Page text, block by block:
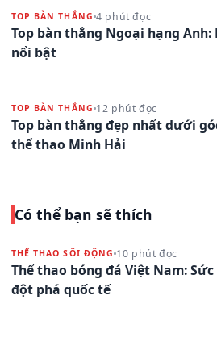
TOP BÀN THẮNG 4 phút đọc
Top bàn thắng Ngoại hạng
nổi bật
TOP BÀN THẮNG 12 phút đọc
Top bàn thắng đẹp nhất dưới
thể thao Minh Hải
Có thể bạn sẽ thích
THỂ THAO SÔI ĐỘNG 10 phút đọc
Thể thao bóng đá Việt Nam:
đột phá quốc tế